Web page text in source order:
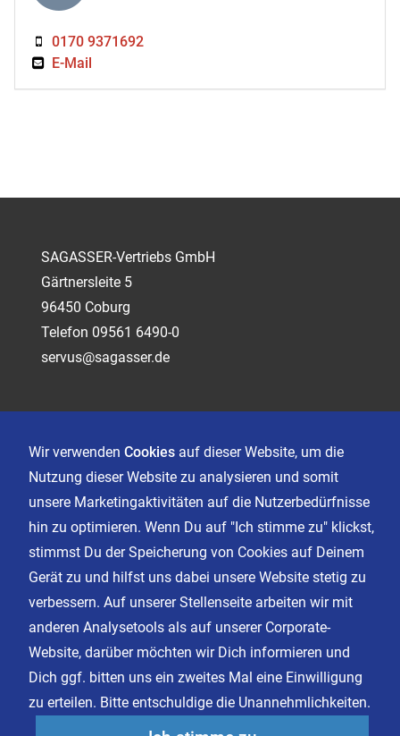
0170 9371692
E-Mail
SAGASSER-Vertriebs GmbH
Gärtnersleite 5
96450 Coburg
Telefon 09561 6490-0
servus@sagasser.de
Karriere
Impressum
Datenschutz
AGB
Cookie Einstellungen
Facebook
Instagram
LinkedIn
Wir verwenden Cookies auf dieser Website, um die
Nutzung dieser Website zu analysieren und somit
unsere Marketingaktivitäten auf die Nutzerbedürfnisse
hin zu optimieren. Wenn Du auf "Ich stimme zu" klickst,
stimmst Du der Speicherung von Cookies auf Deinem
Gerät zu und hilfst uns dabei unsere Website stetig zu
verbessern. Auf unserer Stellenseite arbeiten wir mit
anderen Analysetools als auf unserer Corporate-
Website, darüber möchten wir Dich informieren und
Dich ggf. bitten uns ein zweites Mal eine Einwilligung
zu erteilen. Bitte entschuldige die Unannehmlichkeiten.